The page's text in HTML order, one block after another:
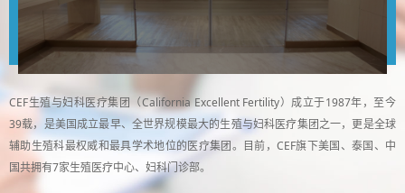
CEF生殖与妇科医疗集团（California Excellent Fertility）成立于1987年，至今
39载，是美国成立最早、全世界规模最大的生殖与妇科医疗集团之一，更是全球
辅助生殖科最权威和最具学术地位的医疗集团。目前，CEF旗下美国、泰国、中
国共拥有7家生殖医疗中心、妇科门诊部。